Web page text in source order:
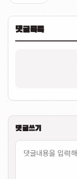
댓글목록
댓글쓰기
내용